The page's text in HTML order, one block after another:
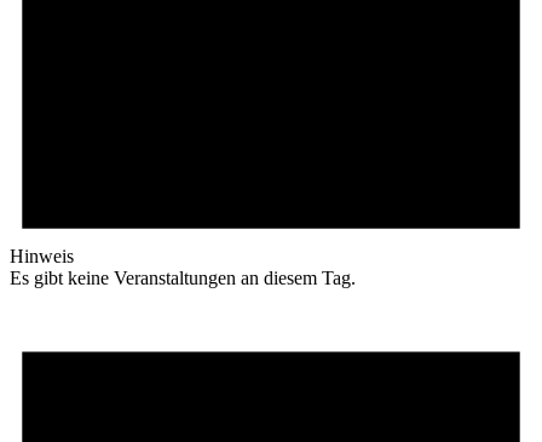
Hinweis
Es gibt keine Veranstaltungen an diesem Tag.